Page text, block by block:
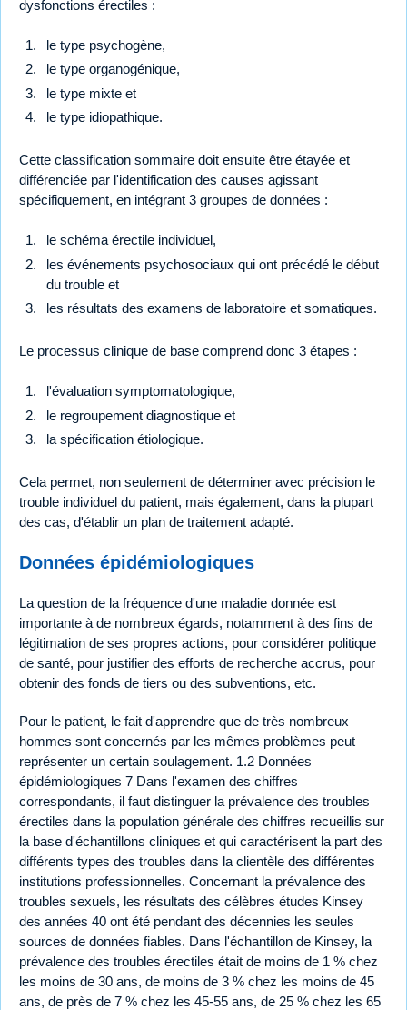
dysfonctions érectiles :
le type psychogène,
le type organogénique,
le type mixte et
le type idiopathique.
Cette classification sommaire doit ensuite être étayée et
différenciée par l'identification des causes agissant
spécifiquement, en intégrant 3 groupes de données :
le schéma érectile individuel,
les événements psychosociaux qui ont précédé le début
du trouble et
les résultats des examens de laboratoire et somatiques.
Le processus clinique de base comprend donc 3 étapes :
l'évaluation symptomatologique,
le regroupement diagnostique et
la spécification étiologique.
Cela permet, non seulement de déterminer avec précision le
trouble individuel du patient, mais également, dans la plupart
des cas, d'établir un plan de traitement adapté.
Données épidémiologiques
La question de la fréquence d'une maladie donnée est
importante à de nombreux égards, notamment à des fins de
légitimation de ses propres actions, pour considérer politique
de santé, pour justifier des efforts de recherche accrus, pour
obtenir des fonds de tiers ou des subventions, etc.
Pour le patient, le fait d'apprendre que de très nombreux
hommes sont concernés par les mêmes problèmes peut
représenter un certain soulagement. 1.2 Données
épidémiologiques 7 Dans l'examen des chiffres
correspondants, il faut distinguer la prévalence des troubles
érectiles dans la population générale des chiffres recueillis sur
la base d'échantillons cliniques et qui caractérisent la part des
différents types des troubles dans la clientèle des différentes
institutions professionnelles. Concernant la prévalence des
troubles sexuels, les résultats des célèbres études Kinsey
des années 40 ont été pendant des décennies les seules
sources de données fiables. Dans l'échantillon de Kinsey, la
prévalence des troubles érectiles était de moins de 1 % chez
les moins de 30 ans, de moins de 3 % chez les moins de 45
ans, de près de 7 % chez les 45-55 ans, de 25 % chez les 65